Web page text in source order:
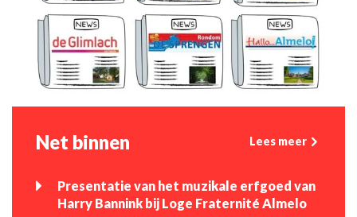
Net binnen Lees meer
Presentatie van het muzikale erfgoed van
Harry Bannink bij Loge Fraternité Almelo